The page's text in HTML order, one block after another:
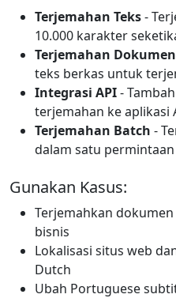
Terjemahan Teks-
10.000 karakter
Terjemahan Dokumen
teks berkas untuk
Integrasi API-
terjemahan ke aplikasi
Terjemahan Batch -
dalam satu permintaan
Gunakan Kasus:
Terjemahkan
bisnis
Lokalisasi situs web
Dutch
Ubah Portuguese